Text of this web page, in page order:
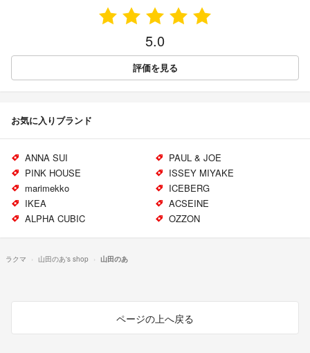
5.0
評価を見る
お気に入りブランド
ANNA SUI
PAUL & JOE
PINK HOUSE
ISSEY MIYAKE
marimekko
ICEBERG
IKEA
ACSEINE
ALPHA CUBIC
OZZON
ラクマ 山田のあ's shop 山田のあ
ページの上へ戻る